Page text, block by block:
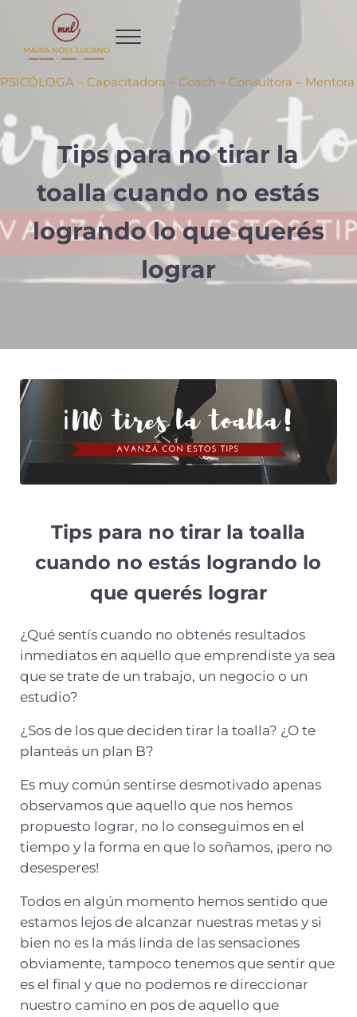
Skip to header right navigation
PSICÓLOGA – Capacitadora – Coach – Consultora – Mentora
Tips para no tirar la
toalla cuando no estás
logrando lo que querés
lograr
Tips para no tirar la toalla
cuando no estás logrando lo
que querés lograr
¿Qué sentís cuando no obtenés resultados
inmediatos en aquello que emprendiste ya sea
que se trate de un trabajo, un negocio o un
estudio?
¿Sos de los que deciden tirar la toalla? ¿O te
planteás un plan B?
Es muy común sentirse desmotivado apenas
observamos que aquello que nos hemos
propuesto lograr, no lo conseguimos en el
tiempo y la forma en que lo soñamos, ¡pero no
desesperes!
Todos en algún momento hemos sentido que
estamos lejos de alcanzar nuestras metas y si
bien no es la más linda de las sensaciones
obviamente, tampoco tenemos que sentir que
es el final y que no podemos re direccionar
nuestro camino en pos de aquello que